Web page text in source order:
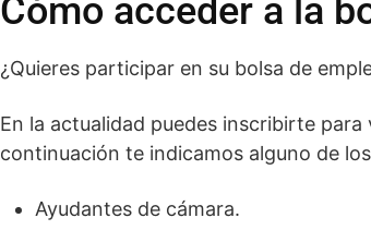
Cómo acceder a la
¿Quieres participar en su bolsa de
En la actualidad puedes inscribirte
continuación te indicamos alguno de
Ayudantes de cámara.